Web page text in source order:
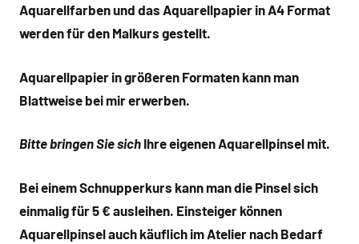
Aquarellfarben und das Aquarellpapier in A4 Format
werden für den Malkurs gestellt.
Aquarellpapier in größeren Formaten kann man
Blattweise bei mir erwerben.
Bitte bringen Sie sich Ihre eigenen Aquarellpinsel mit.
Bei einem Schnupperkurs kann man die Pinsel sich
einmaligfür 5 € ausleihen. Einsteiger können
Aquarellpinsel auch käuflich im Atelier nach Bedarf